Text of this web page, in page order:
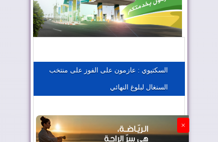
المغرب يعزز موقعه في صناعة الطيران
الجزائر تستسلم لفرنسا
السكتيوي : عازمون على الفوز على منتخب
السنغال لبلوغ النهائي
×